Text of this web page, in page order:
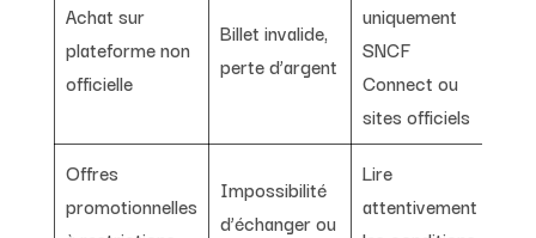
Achat sur
plateforme non
officielle
Billet invalide,
perte d’argent
uniquement
SNCF
Connect ou
sites officiels
Offres
promotionnelles
Impossibilité
d’échanger ou
Lire
attentivement